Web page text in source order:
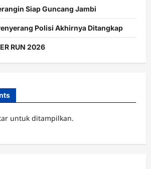
Siap Guncang Jambi
Polisi Akhirnya Ditangkap
RUN 2026
untuk ditampilkan.